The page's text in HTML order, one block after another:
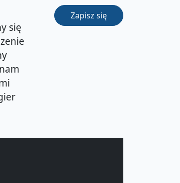
się
Zapisz się